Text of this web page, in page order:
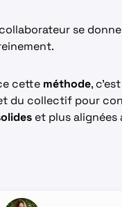
se
cette méthode,
du collectif pour
et plus alignées